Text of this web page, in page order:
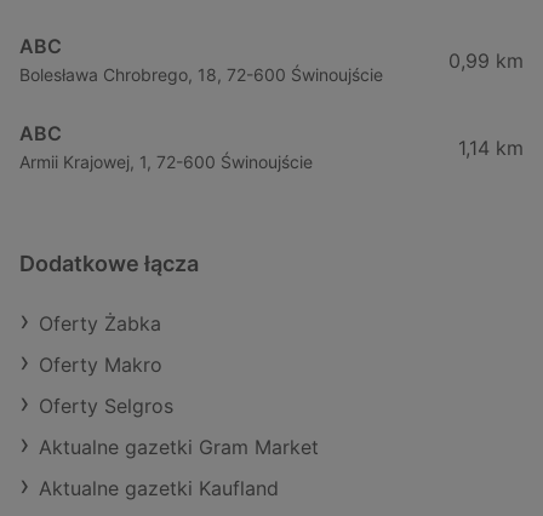
ABC
Bolesława Chrobrego, 18, 72-600 Świnoujście
0,99 km
ABC
Armii Krajowej, 1, 72-600 Świnoujście
1,14 km
Dodatkowe łącza
Oferty Żabka
Oferty Makro
Oferty Selgros
Aktualne gazetki Gram Market
Aktualne gazetki Kaufland